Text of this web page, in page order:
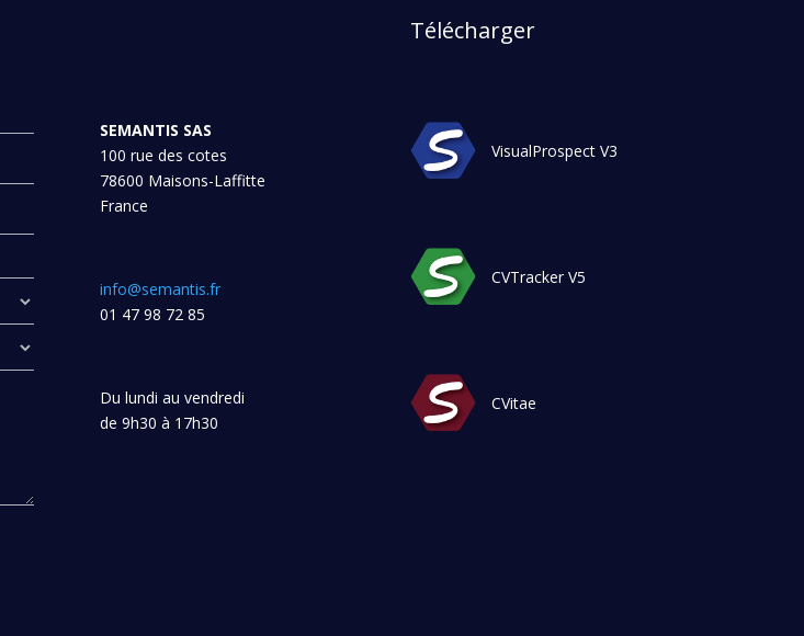
SEMANTIS SAS
100 rue des cotes
78600 Maisons-Laffitte
France
info@semantis.fr
01 47 98 72 85
Du lundi au vendredi
de 9h30 à 17h30
Télécharger
VisualProspect V3
CVTracker V5
CVitae